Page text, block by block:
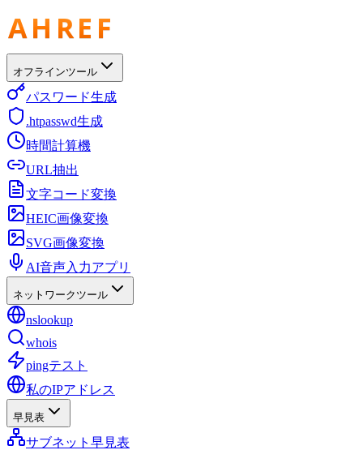
オフラインツール
パスワード生成
.htpasswd生成
時間計算機
URL抽出
文字コード変換
HEIC画像変換
SVG画像変換
AI音声入力アプリ
ネットワークツール
nslookup
whois
pingテスト
私のIPアドレス
早見表
サブネット早見表